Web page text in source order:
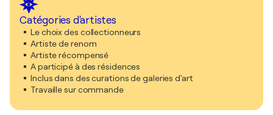
Catégories d'artistes
Le choix des collectionneurs
Artiste de renom
Artiste récompensé
A participé à des résidences
Inclus dans des curations de galeries d'art
Travaille sur commande